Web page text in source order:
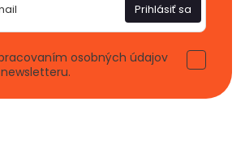
Prihlásiť sa
osobných údajov